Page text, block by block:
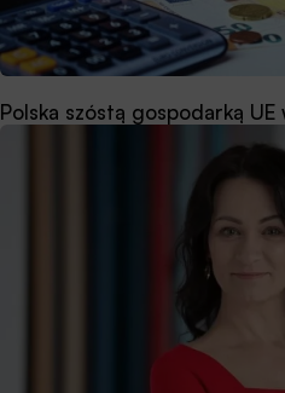
Polska szóstą gospodarką